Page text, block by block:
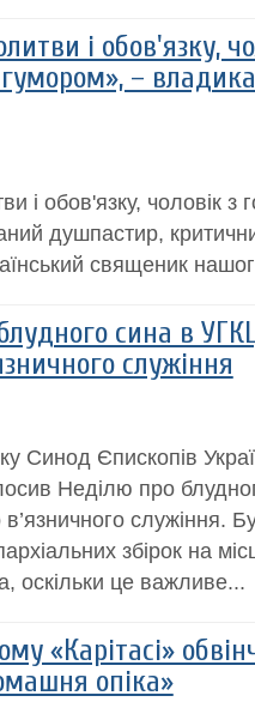
і обов'язку,
–
і обов'язку, чоловік з
душпастир,
священик
сина в
служіння
Синод Єпископів
Неділю про
служіння.
збірок на
оскільки це важливе...
«Карітасі»
опіка»